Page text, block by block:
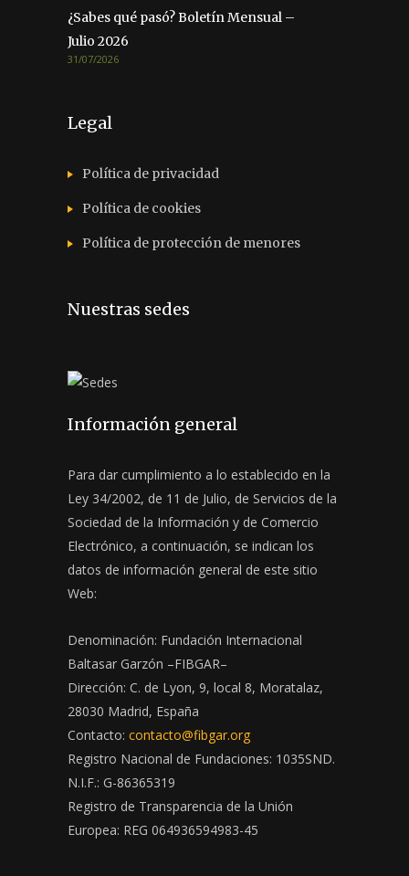
¿Sabes qué pasó? Boletín Mensual –
Julio 2026
31/07/2026
Legal
Política de privacidad
Política de cookies
Política de protección de menores
Nuestras sedes
Información general
Para dar cumplimiento a lo establecido en la
Ley 34/2002, de 11 de Julio, de Servicios de la
Sociedad de la Información y de Comercio
Electrónico, a continuación, se indican los
datos de información general de este sitio
Web:
Denominación: Fundación Internacional
Baltasar Garzón –FIBGAR–
Dirección: C. de Lyon, 9, local 8, Moratalaz,
28030 Madrid, España
Contacto: contacto@fibgar.org
Registro Nacional de Fundaciones: 1035SND.
N.I.F.: G-86365319
Registro de Transparencia de la Unión
Europea: REG 064936594983-45